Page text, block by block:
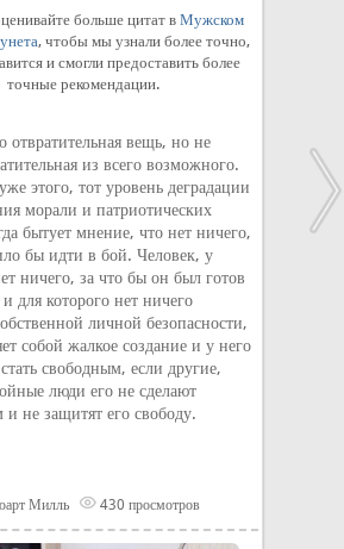
больше цитат в Мужском
, чтобы мы узнали более точно,
и смогли предоставить более
точные рекомендации.
отвратительная вещь, но не
из всего возможного.
этого, тот уровень деградации
морали и патриотических
бытует мнение, что нет ничего,
бы идти в бой. Человек, у
ничего, за что бы он был готов
и для которого нет ничего
личной безопасности,
собой жалкое создание и у него
свободным, если другие,
люди его не сделают
не защитят его свободу.
Милль 430 просмотров